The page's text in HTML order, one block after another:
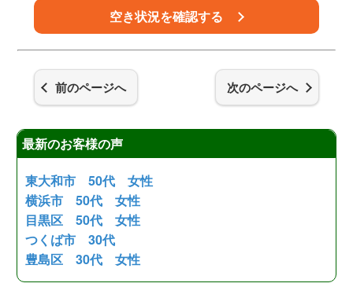
空き状況を確認する
前のページへ 次のページへ
最新のお客様の声
東大和市 50代 女性
横浜市 50代 女性
目黒区 50代 女性
つくば市 30代
豊島区 30代 女性